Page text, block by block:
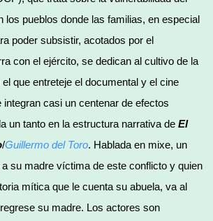
los pueblos donde las familias, en especial
poder subsistir, acotados por el
con el ejército, se dedican al cultivo de la
que entreteje el documental y el cine
integran casi un centenar de efectos
un tanto en la estructura narrativa de El
/Guillermo del Toro. Hablada en mixe, un
a su madre víctima de este conflicto y quien
mítica que le cuenta su abuela, va al
su madre. Los actores son